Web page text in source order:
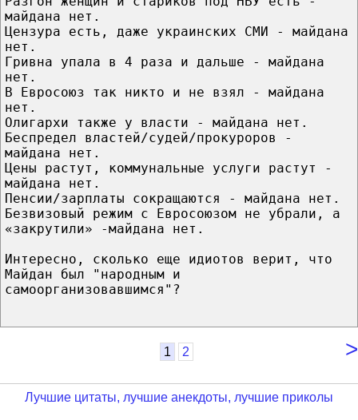
майдана нет.
Цензура есть, даже украинских СМИ - майдана
нет.
Гривна упала в 4 раза и дальше - майдана
нет.
В Евросоюз так никто и не взял - майдана
нет.
Олигархи также у власти - майдана нет.
Беспредел властей/судей/прокуроров -
майдана нет.
Цены растут, коммунальные услуги растут -
майдана нет.
Пенсии/зарплаты сокращаются - майдана нет.
Безвизовый режим с Евросоюзом не убрали, а
«закрутили» -майдана нет.
Интересно, сколько еще идиотов верит, что
Майдан был "народным и
самоорганизовавшимся"?
>
1 2
Лучшие цитаты, лучшие анекдоты, лучшие приколы